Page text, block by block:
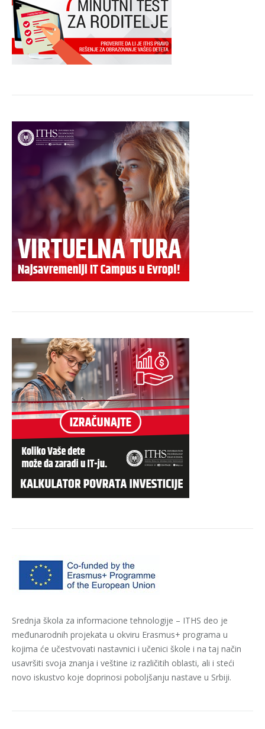
Srednja škola za informacione tehnologije – ITHS deo je
međunarodnih projekata u okviru Erasmus+ programa u
kojima će učestvovati nastavnici i učenici škole i na taj način
usavršiti svoja znanja i veštine iz različitih oblasti, ali i steći
novo iskustvo koje doprinosi poboljšanju nastave u Srbiji.